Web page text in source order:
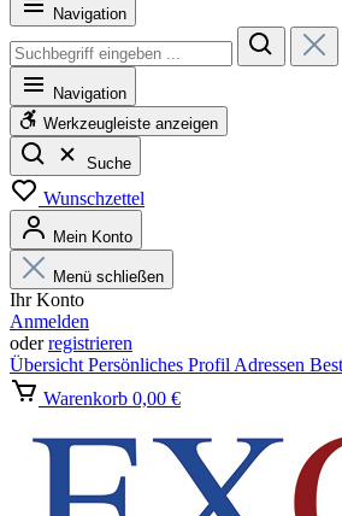
Navigation
Navigation
Werkzeugleiste anzeigen
Suche
Wunschzettel
Mein Konto
Menü schließen
Ihr Konto
Anmelden
oderregistrieren
Übersicht Persönliches Profil Adressen
Warenkorb 0,00 €